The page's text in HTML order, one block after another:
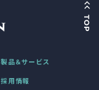
製品＆サービス
採用情報